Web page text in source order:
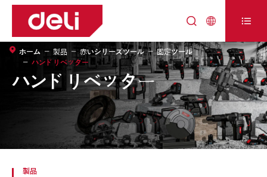
  
ハンドリベッター
ホーム 製品 赤いシリーズツール
固定ツール
ハンドリベッター
製品